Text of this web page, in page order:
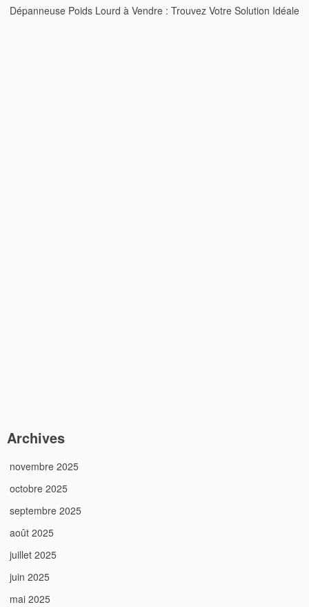
Dépanneuse Poids Lourd à Vendre : Trouvez Votre Solution Idéale
Archives
novembre 2025
octobre 2025
septembre 2025
août 2025
juillet 2025
juin 2025
mai 2025